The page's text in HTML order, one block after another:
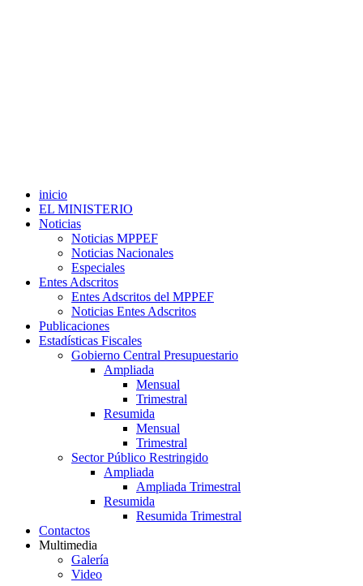
inicio
EL MINISTERIO
Noticias
Noticias MPPEF
Noticias Nacionales
Especiales
Entes Adscritos
Entes Adscritos del MPPEF
Noticias Entes Adscritos
Publicaciones
Estadísticas Fiscales
Gobierno Central Presupuestario
Ampliada
Mensual
Trimestral
Resumida
Mensual
Trimestral
Sector Público Restringido
Ampliada
Ampliada Trimestral
Resumida
Resumida Trimestral
Contactos
Multimedia
Galería
Video